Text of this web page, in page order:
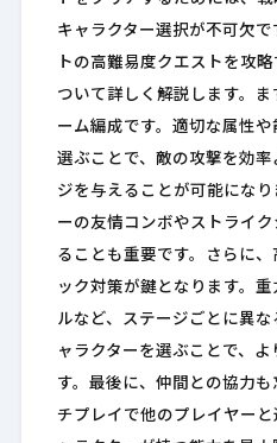
キャラクター選択が不可欠
トの高難易度クエストを攻
ついて詳しく解説します。
ーム編成です。適切な属性
選ぶことで、敵の攻撃を効
ジを与えることが可能にな
ーの友情コンボやストライ
ることも重要です。さらに
ック対策が鍵となります。
ルなど、ステージごとに異
ャラクターを選ぶことで、
す。最後に、仲間との協力
チプレイで他のプレイヤー